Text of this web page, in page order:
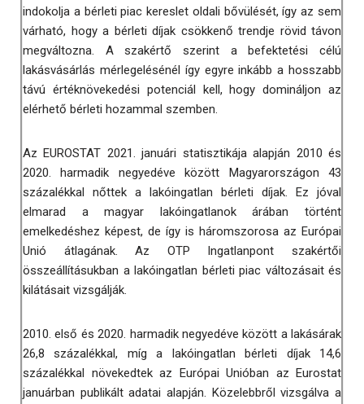
indokolja a bérleti piac kereslet oldali bővülését, így az sem
várható, hogy a bérleti díjak csökkenő trendje rövid távon
megváltozna. A szakértő szerint a befektetési célú
lakásvásárlás mérlegelésénél így egyre inkább a hosszabb
távú értéknövekedési potenciál kell, hogy domináljon az
elérhető bérleti hozammal szemben.
Az EUROSTAT 2021. januári statisztikája alapján 2010 és
2020. harmadik negyedéve között Magyarországon 43
százalékkal nőttek a lakóingatlan bérleti díjak. Ez jóval
elmarad a magyar lakóingatlanok árában történt
emelkedéshez képest, de így is háromszorosa az Európai
Unió átlagának. Az OTP Ingatlanpont szakértői
összeállításukban a lakóingatlan bérleti piac változásait és
kilátásait vizsgálják.
2010. első és 2020. harmadik negyedéve között a lakásárak
26,8 százalékkal, míg a lakóingatlan bérleti díjak 14,6
százalékkal növekedtek az Európai Unióban az Eurostat
januárban publikált adatai alapján. Közelebbről vizsgálva a